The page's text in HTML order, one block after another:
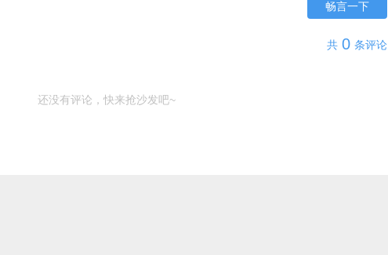
畅言一下
共 0 条评论
还没有评论，快来抢沙发吧~